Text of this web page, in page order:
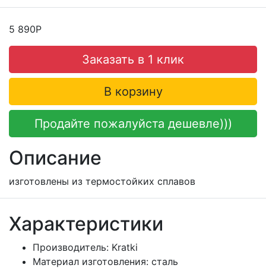
5 890Р
Заказать в 1 клик
В корзину
Продайте пожалуйста дешевле)))
Описание
изготовлены из термостойких сплавов
Характеристики
Производитель: Kratki
Материал изготовления: сталь